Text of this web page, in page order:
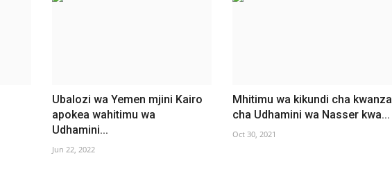
Ubalozi wa Yemen mjini Kairo
apokea wahitimu wa
Udhamini...
Jun 22, 2022
Mhitimu wa kikundi cha kwanza
cha Udhamini wa Nasser kwa...
Oct 30, 2021